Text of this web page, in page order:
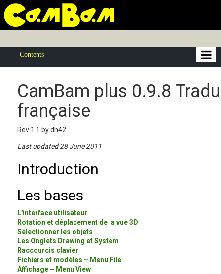
Contents
CamBam plus 0.9.8
française
Rev 1.1 by dh42
Last updated 28 June 2011
Introduction
Les bases
L'interface utilisateur
Rotation et déplacement de la vue 3D
Sélectionner les objets
Les Onglets Drawing et System
Raccourcis clavier
Fichiers et modèles – Menu File
Affichage – Menu View